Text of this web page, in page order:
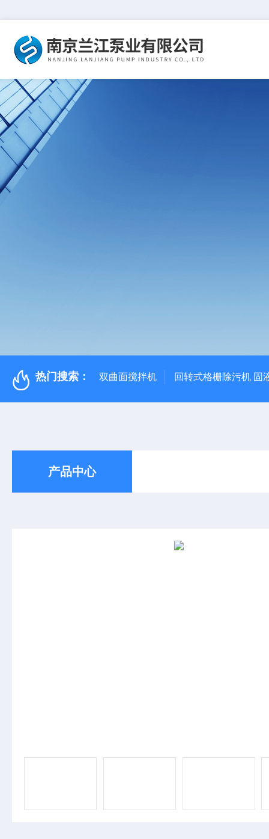
热门搜索： 双曲面搅拌机 回转式格栅除污机 固
产品中心